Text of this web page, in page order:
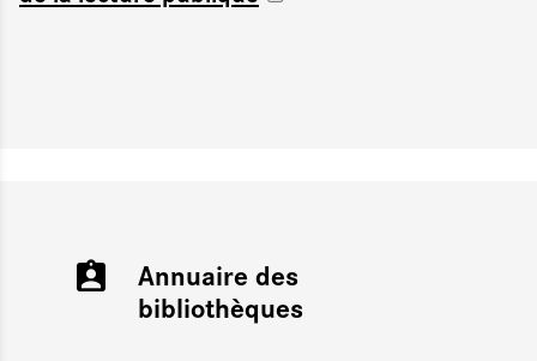
Annuaire des
bibliothèques